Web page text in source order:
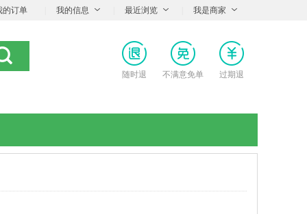
的订单 我的信息 最近浏览 我是商家
随时退 不满意免单 过期退